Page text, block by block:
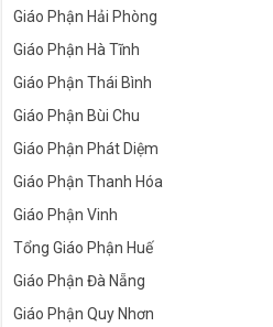
Giáo Phận Hải Phòng
Giáo Phận Hà Tĩnh
Giáo Phận Thái Bình
Giáo Phận Bùi Chu
Giáo Phận Phát Diệm
Giáo Phận Thanh Hóa
Giáo Phận Vinh
Tổng Giáo Phận Huế
Giáo Phận Đà Nẵng
Giáo Phận Quy Nhơn